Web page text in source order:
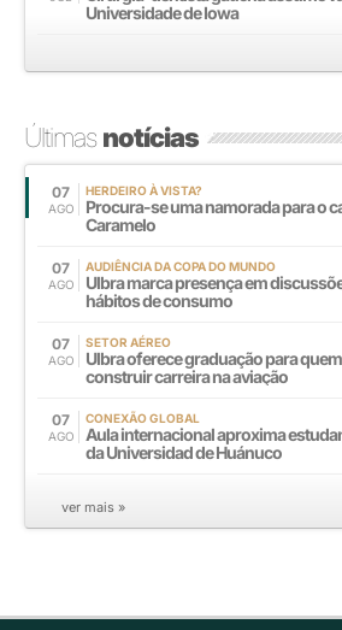
Universidade de Iowa
Últimasnotícias
07
AGO
HERDEIRO À VISTA?
Procura-se uma namorada para o
Caramelo
07
AGO
AUDIÊNCIA DA COPA DO MUNDO
Ulbra marca presença em
hábitos de consumo
07
AGO
SETOR AÉREO
Ulbra oferece graduação para
construir carreira na aviação
07
AGO
CONEXÃO GLOBAL
Aula internacional aproxima
da Universidad de Huánuco
ver mais »